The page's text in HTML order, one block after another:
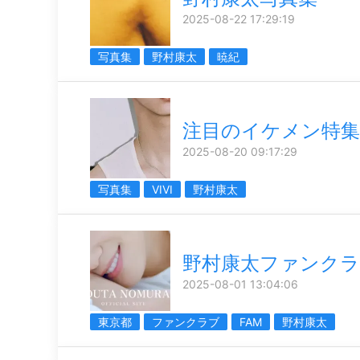
2025-08-22 17:29:19
写真集 野村康太 暁紀
注目のイケメン特集
2025-08-20 09:17:29
写真集 VIVI 野村康太
野村康太ファンク
2025-08-01 13:04:06
東京都 ファンクラブ FAM 野村康太